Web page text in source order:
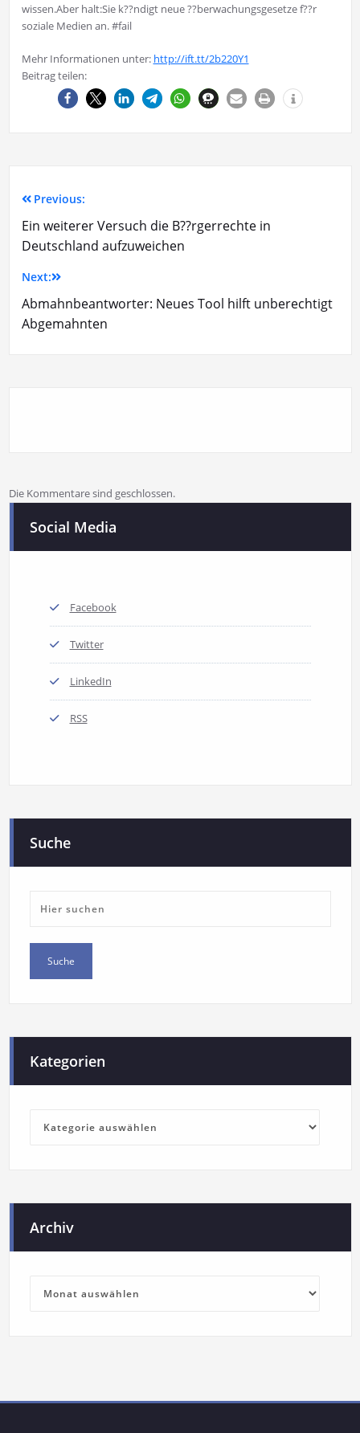
wissen.Aber halt:Sie k??ndigt neue ??berwachungsgesetze f??r
soziale Medien an. #fail
Mehr Informationen unter: http://ift.tt/2b220Y1
Beitrag teilen:
Previous:
Ein weiterer Versuch die B??rgerrechte in
Deutschland aufzuweichen
Next:
Abmahnbeantworter: Neues Tool hilft unberechtigt
Abgemahnten
Die Kommentare sind geschlossen.
Social Media
Facebook
Twitter
LinkedIn
RSS
Suche
Kategorien
Archiv